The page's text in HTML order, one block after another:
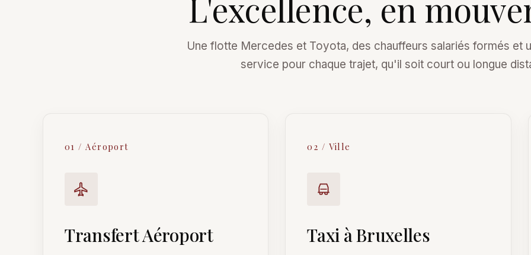
Une flotte Mercedes et Toyota, des chauffeurs salariés formés et
service pour chaque trajet, qu'il soit court ou longue
01 / Aéroport
Transfert Aéroport
02 / Ville
Taxi à Bruxelles